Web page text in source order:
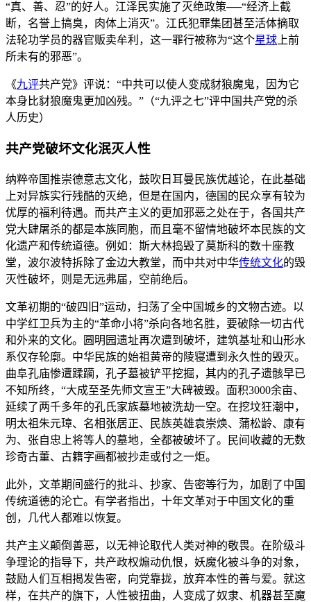
“真、善、忍”的好人。江泽民实施了灭绝政策──“经济上截
断，名誉上搞臭，肉体上消灭”。江氏犯罪集团甚至活体摘取
法轮功学员的器官贩卖牟利，这一罪行被称为“这个星球 上前
所未有的邪恶”。
《九评共产党》评说：“中共可以使人变成豺狼魔鬼，因为它
本身比豺狼魔鬼更加凶残。”（“九评之七”评中国共产党的杀
人历史）
共产党破坏文化泯灭人性
纳粹帝国推崇德意志文化，鼓吹日耳曼民族优越论，在此基础
上对异族实行残酷的灭绝，但是在国内，德国的民众享有较为
优厚的福利待遇。而共产主义的更加邪恶之处在于，各国共产
党大肆屠杀的都是本族同胞，而且毫不留情地破坏本民族的文
化遗产和传统道德。例如：斯大林捣毁了莫斯科的数十座教
堂，波尔波特拆除了金边大教堂，而中共对中华传统文化的毁
灭性破坏，则是无远弗届，空前绝后。
文革初期的“破四旧”运动，扫荡了全中国城乡的文物古迹。以
中学红卫兵为主的“革命小将”杀向各地名胜，要破除一切古代
和外来的文化。圆明园遗址再次遭到破坏，建筑基址和山形水
系仅存轮廓。中华民族的始祖黄帝的陵寝遭到永久性的毁灭。
曲阜孔庙惨遭蹂躏，孔子墓被铲平挖掘，其内的孔子遗骸早已
不知所终，“大成至圣先师文宣王”大碑被毁。面积3000余亩、
延续了两千多年的孔氏家族墓地被洗劫一空。在挖坟狂潮中，
明太祖朱元璋、名相张居正、民族英雄袁崇焕、蒲松龄、康有
为、张自忠上将等人的墓地，全都被破坏了。民间收藏的无数
珍奇古董、古籍字画都被抄走或付之一炬。
此外，文革期间盛行的批斗、抄家、告密等行为，加剧了中国
传统道德的沦亡。有学者指出，十年文革对于中国文化的重
创，几代人都难以恢复。
共产主义颠倒善恶，以无神论取代人类对神的敬畏。在阶级斗
争理论的指导下，共产政权煽动仇恨，妖魔化被斗争的对象，
鼓励人们互相揭发告密，向党靠拢，放弃本性的善与爱。就这
样，在共产的旗下，人性被扭曲，人变成了奴隶、机器甚至魔